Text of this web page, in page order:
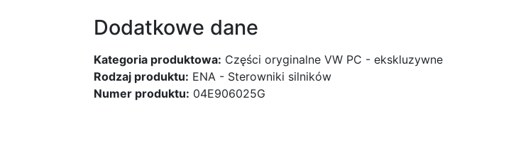
Dodatkowe dane
Kategoria produktowa: Części oryginalne VW PC - ekskluzywne
Rodzaj produktu: ENA - Sterowniki silników
Numer produktu: 04E906025G